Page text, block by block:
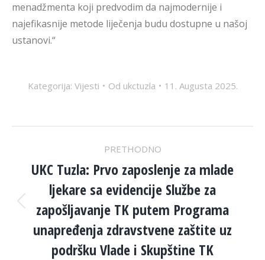
menadžmenta koji predvodim da najmodernije i
najefikasnije metode liječenja budu dostupne u našoj
ustanovi.“
Kategorija: Vijesti Od ukctuzla 11. Augusta 2025.
NAVIGATION
PRETHODNO
Previous
post:
UKC Tuzla: Prvo zaposlenje za mlade
ljekare sa evidencije Službe za
zapošljavanje TK putem Programa
unapređenja zdravstvene zaštite uz
podršku Vlade i Skupštine TK